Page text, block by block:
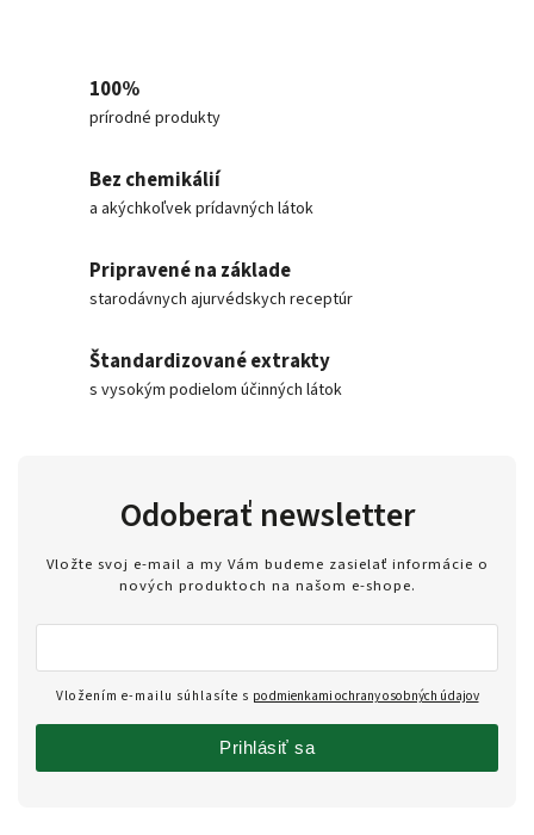
100%
prírodné produkty
Bez chemikálií
a akýchkoľvek prídavných látok
Pripravené na základe
starodávnych ajurvédskych receptúr
Štandardizované extrakty
s vysokým podielom účinných látok
Odoberať newsletter
Vložte svoj e-mail a my Vám budeme zasielať informácie o
nových produktoch na našom e-shope.
Vložením e-mailu súhlasíte s podmienkami ochrany osobných údajov
Prihlásiť sa